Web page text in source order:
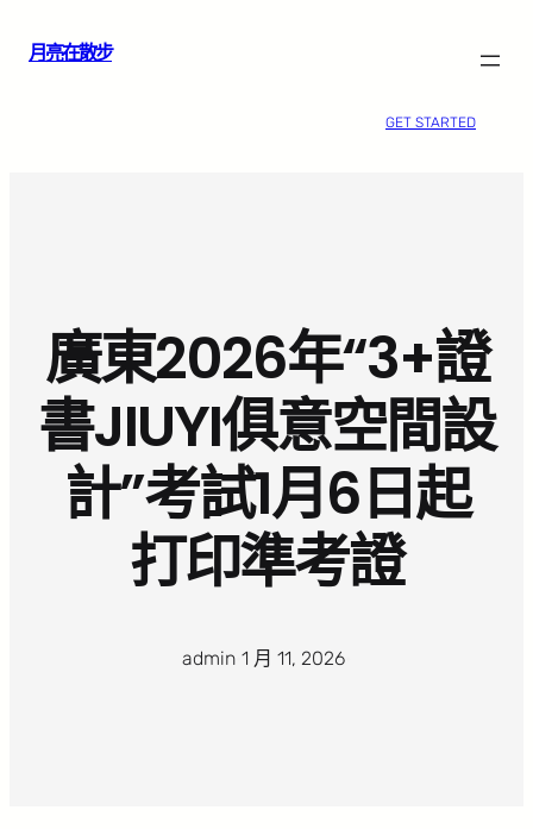
月亮在散步
GET STARTED
廣東2026年“3+證
書JIUYI俱意空間設
計”考試1月6日起
打印準考證
admin 1 月 11, 2026